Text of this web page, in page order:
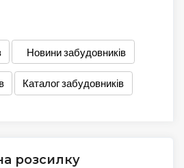
Новини забудовників
Каталог забудовників
розсилку